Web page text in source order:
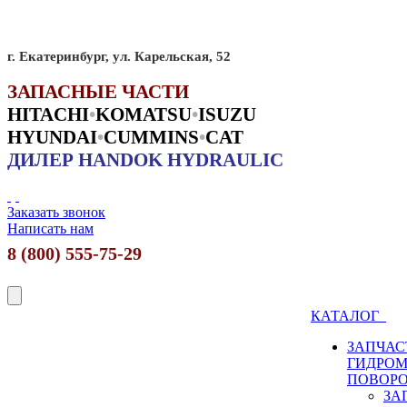
г. Екатеринбург, ул. Карельская, 52
ЗАПАСНЫЕ ЧАСТИ
HITACHI•KOMATSU•ISUZU
HYUNDAI•CUMMINS•CAT
ДИЛЕР HANDOK HYDRAULIC
Заказать звонок
Написать нам
8 (800) 555-75-29
КАТАЛОГ